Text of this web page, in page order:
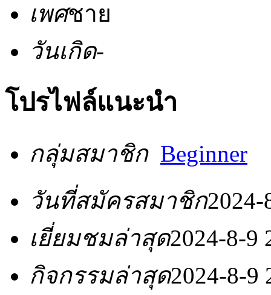
เพศชาย
วันเกิด-
โปรไฟล์แนะนำ
กลุ่มสมาชิก Beginner
วันที่สมัครสมาชิก2024-
เยี่ยมชมล่าสุด2024-8-9
กิจกรรมล่าสุด2024-8-9